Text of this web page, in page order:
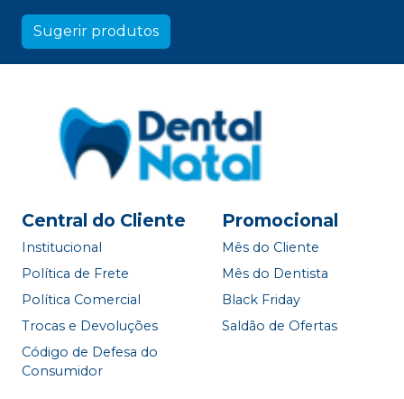
Sugerir produtos
Central do Cliente
Institucional
Política de Frete
Política Comercial
Trocas e Devoluções
Código de Defesa do
Consumidor
Promocional
Mês do Cliente
Mês do Dentista
Black Friday
Saldão de Ofertas